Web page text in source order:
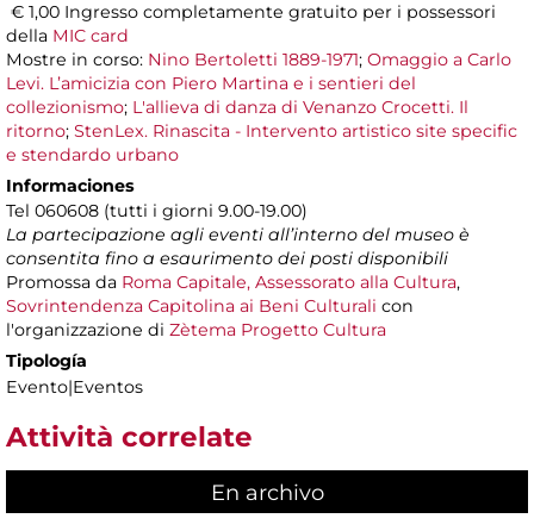
€ 1,00 Ingresso completamente gratuito per i possessori
della MIC card
Mostre in corso: Nino Bertoletti 1889-1971; Omaggio a Carlo
Levi. L’amicizia con Piero Martina e i sentieri del
collezionismo; L'allieva di danza di Venanzo Crocetti. Il
ritorno; StenLex. Rinascita - Intervento artistico site specific
e stendardo urbano
Informaciones
Tel 060608 (tutti i giorni 9.00-19.00)
La partecipazione agli eventi all’interno del museo è
consentita fino a esaurimento dei posti disponibili
Promossa da Roma Capitale, Assessorato alla Cultura,
Sovrintendenza Capitolina ai Beni Culturali con
l'organizzazione di Zètema Progetto Cultura
Tipología
Evento|Eventos
Attività correlate
En archivo